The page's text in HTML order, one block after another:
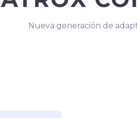
Nueva generación de